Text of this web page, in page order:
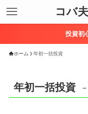
コバ
投資初
ホーム 年初一括投資
年初一括投資